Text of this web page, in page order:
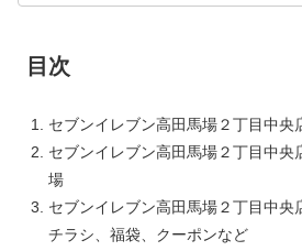
目次
セブンイレブン高田馬場２丁目中央
セブンイレブン高田馬場２丁目中央
場
セブンイレブン高田馬場２丁目中央
チラシ、福袋、クーポンなど